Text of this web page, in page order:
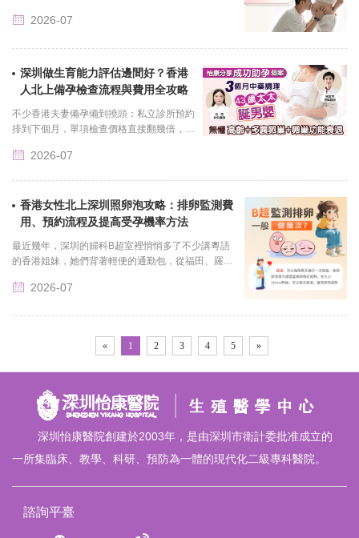
套基礎檢查花下......
2026-07
深圳做生育能力評估邊間好？香港
人北上備孕檢查流程與費用全攻略
不少香港夫妻備孕備到撓頭：私立診所預約
排到下個月，單項檢查價格直接翻幾倍，公
朋友一句勸“不如去深圳查”，過來之后才
2026-07
香港女性北上深圳照卵泡攻略：排卵監測費
用、預約流程及提高受孕機率方法
最近幾年，深圳的婦科B超室裡悄悄多了不少講粵語
的香港姐妹，她們背著輕便的通勤包，從福田、羅湖
——來深圳做排卵監測......
2026-07
« 1 2 3 4 5 »
深圳怡康醫院創建於2003年，是由深圳市衛計委批准成立的
一所集臨床、教學、科研、預防為一體的現代化二級專科醫院。
諮詢平臺